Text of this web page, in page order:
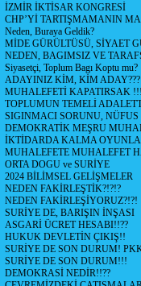
İZMİR İKTİSAR KONGRESİ
CHP’Yİ TARTIŞMAMANIN
Neden, Buraya Geldik?
MİDE GÜRÜLTÜSÜ, SİYAET
NEDEN, BAGIMSIZ VE
Siyasetçi, Toplum Bagı Koptu mu?
ADAYINIZ KİM, KİM ADAY???
MUHALEFETİ KAPATIRSAK
TOPLUMUN TEMELİ
SIGINMACI SORUNU,
DEMOKRATİK MEŞRU
İKTİDARDA KALMA
MUHALEFETE MUHALEFET
ORTA DOGU ve SURİYE
2024 BİLİMSEL GELİŞMELER
NEDEN FAKİRLEŞTİK?!?!?
NEDEN FAKİRLEŞİYORUZ?!?!
SURİYE DE, BARIŞIN İNŞASI
ASGARİ ÜCRET HESABI!!??
HUKUK DEVLETİN ÇIKIŞ!!
SURİYE DE SON DURUM!
SURİYE DE SON DURUM!!!
DEMOKRASİ NEDİR!!??